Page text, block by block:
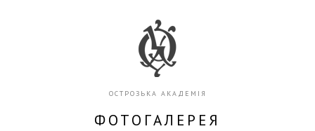
ОСТРОЗЬКА АКАДЕМІЯ
ФОТОГАЛЕРЕЯ